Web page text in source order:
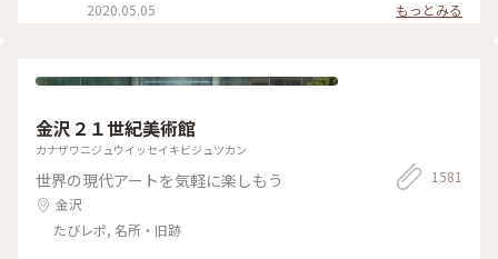
ったり。 最初、夫は「春にも行ったのに」とブツブツ文句を
2020.05.05
もっとみる
金沢２１世紀美術館
カナザワニジュウイッセイキビジュツカン
世界の現代アートを気軽に楽しもう
金沢
たびレポ, 名所・旧跡
1581